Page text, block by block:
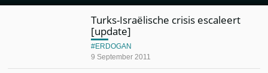
Turks-Israëlische crisis escaleert
[update]
9 September 2011
ERDOGAN